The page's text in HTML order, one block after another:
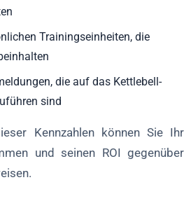
Trainingseinheiten, die
die auf das Kettlebell-
sind
Kennzahlen können Sie Ihr
und seinen ROI gegenüber